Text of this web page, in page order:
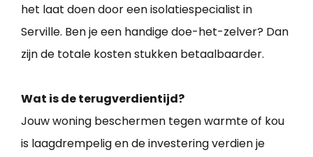
het laat doen door een isolatiespecialist in
Serville. Ben je een handige doe-het-zelver? Dan
zijn de totale kosten stukken betaalbaarder.
Wat is de terugverdientijd?
Jouw woning beschermen tegen warmte of kou
is laagdrempelig en de investering verdien je